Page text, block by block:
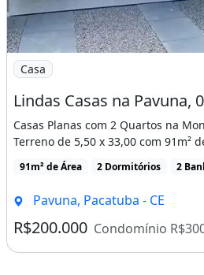
Imagem: Lindas Casas na
Casa
Casas Planas com 2 Quartos na
Terreno de 5,50 x 33,00 com 91m²
91m² de Área 2 Dormitórios 2
Pavuna, Pacatuba - CE
R$200.000 Condomínio